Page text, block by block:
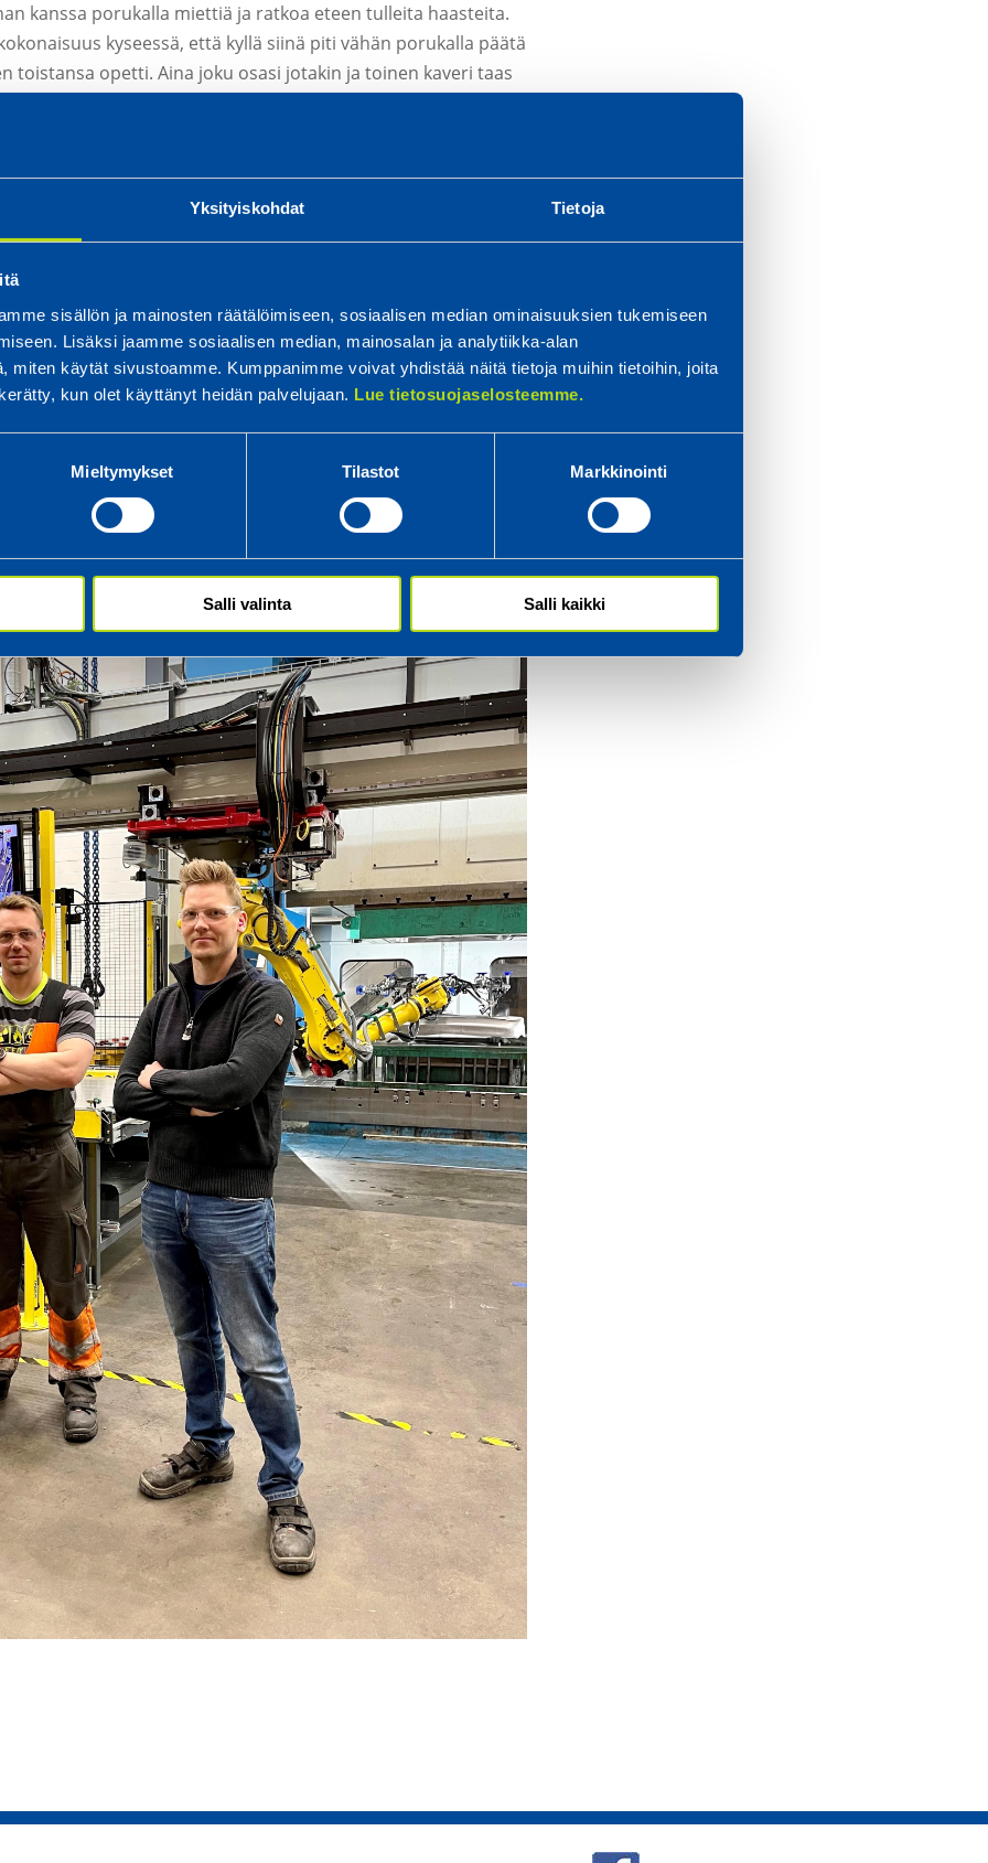
Yksityiskohdat Tietoja
sisällön ja mainosten räätälöimiseen, sosiaalisen median ominaisuuksien tukemiseen
Lisäksi jaamme sosiaalisen median, mainosalan ja analytiikka-alan
miten käytät sivustoamme. Kumppanimme voivat yhdistää näitä tietoja muihin tietoihin, joita
kun olet käyttänyt heidän palvelujaan. Lue tietosuojaselosteemme.
Mieltymykset Tilastot Markkinointi
Salli valinta Salli kaikki
kanssa porukalla miettiä ja ratkoa eteen tulleita haasteita.
kyseessä, että kyllä siinä piti vähän porukalla päätä
toistansa opetti. Aina joku osasi jotakin ja toinen kaveri taas
on niin hienoa. Varsinkin, kun sitä saa tehdä
että on ollut pitkään Relicompilla ja pääsee edelleen
ja motivaatiota”, toteavat pojat yhdessä ja jatkavat:
Se jos mikä lisää työmotivaatiota, kun kaikki pelaa
pitää tietysti tehdä, ja prosessia tarkkaillaan jatkuvasti,
tule isompaa vikaa” kertovat Juho ja Matti.
He pystyvät työskentelemään Relicompilla monissa eri
Se meillä Relicompilla on tavoitteenakin: laajennetaan
vaihtelevat työtehtävät. Työssä jaksaminenkin
ne näin kuormita aina samalla tavalla.